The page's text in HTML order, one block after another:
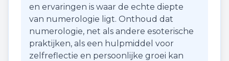
en ervaringen is waar de echte diepte
van numerologie ligt. Onthoud dat
numerologie, net als andere esoterische
praktijken, als een hulpmiddel voor
zelfreflectie en persoonlijke groei kan